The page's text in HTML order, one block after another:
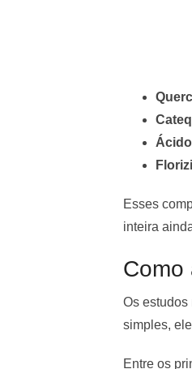
Esses
inteira
Como
Os estudos
simples,
Entre os